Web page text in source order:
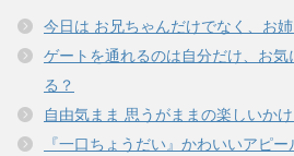
今日は お兄ちゃんだけでなく、お
ゲートを通れるのは自分だけ、お
る？
自由気まま 思うがままの楽しいかけ
『一口ちょうだい』かわいいアピ